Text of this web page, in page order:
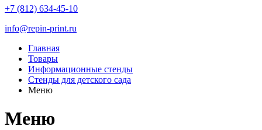
+7 (812) 634-45-10
info@repin-print.ru
Главная
Товары
Информационные стенды
Стенды для детского сада
Меню
Меню